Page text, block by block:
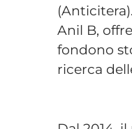
Anil B,
fondono
ricerca